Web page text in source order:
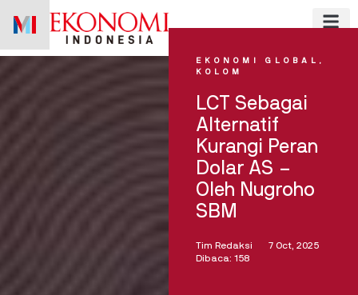
EKONOMI GLOBAL,
KOLOM
LCT Sebagai
Alternatif
Kurangi Peran
Dolar AS –
Oleh Nugroho
SBM
Tim Redaksi
7 Oct, 2025
Dibaca: 158